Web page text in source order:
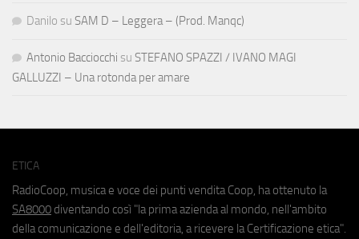
Danilo su SAM D – Leggera – (Prod. Manqc)
Antonio Bacciocchi su STEFANO SPAZZI / IVANO MAGI
GALLUZZI – Una rotonda per amare
ETICA
RadioCoop, musica e voce dei punti vendita Coop, ha ottenuto la
SA8000 diventando così "la prima azienda al mondo, nell'ambito
della comunicazione e dell'editoria, a ricevere la Certificazione etica".